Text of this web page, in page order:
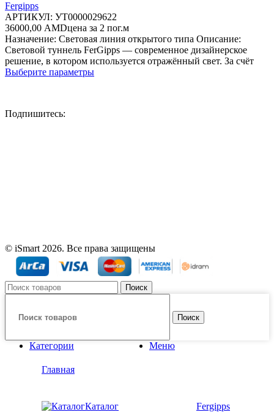
Fergipps
АРТИКУЛ: УТ0000029622
36000,00 AMDцена за 2 пог.м
Назначение: Световая линия открытого типа Описание:
Световой туннель FerGipps — современное дизайнерское
решение, в котором используется отражённый свет. За счёт
Выберите параметрыЭтот
Подпишитесь:
© iSmart 2026. Все права защищены
Поиск
Поиск
Меню
Категории
Главная
Каталог Fergipps